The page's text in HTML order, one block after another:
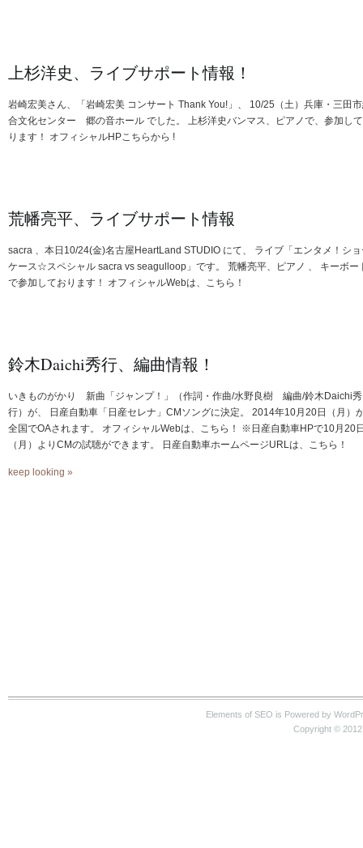
上杉洋史、ライブサポート情報！
岩崎宏美さん、「岩崎宏美 コンサート Thank You!」、 10/25（土）兵庫・三田
合文化センター 郷の音ホール でした。 上杉洋史バンマス、ピアノで、参加し
ります！ オフィシャルHPこちらから !
荒幡亮平、ライブサポート情報
sacra 、本日10/24(金)名古屋HeartLand STUDIO にて、 ライブ「エンタメ！シ
ケース☆スペシャル sacra vs seagulloop」です。 荒幡亮平、ピアノ 、 キーボー
で参加しております！ オフィシャルWebは、こちら！
鈴木Daichi秀行、編曲情報！
いきものがかり 新曲「ジャンプ！」（作詞・作曲/水野良樹 編曲/鈴木Daichi秀
行）が、 日産自動車「日産セレナ」CMソングに決定。 2014年10月20日（月）
全国でOAされます。 オフィシャルWebは、こちら！ ※日産自動車HPで10月20
（月）よりCMの試聴ができます。 日産自動車ホームページURLは、こちら！
keep looking »
Elements of SEO is Powered by
Copyright ©